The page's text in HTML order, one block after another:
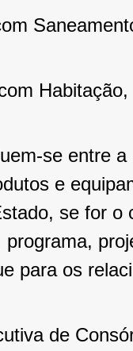
se entre
e
se for
para os
de